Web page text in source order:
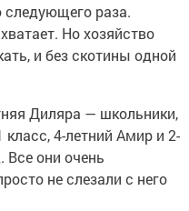
раза.
Но хозяйство
и без скотины одной
Диляра — школьники,
4-летний Амир и 2-
Все они очень
не слезали с него